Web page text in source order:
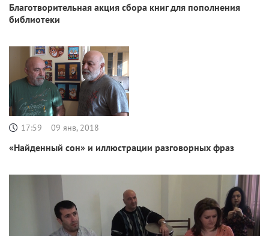
Благотворительная акция сбора книг для пополнения
библиотеки
17:59 09 янв, 2018
«Найденный сон» и иллюстрации разговорных фраз